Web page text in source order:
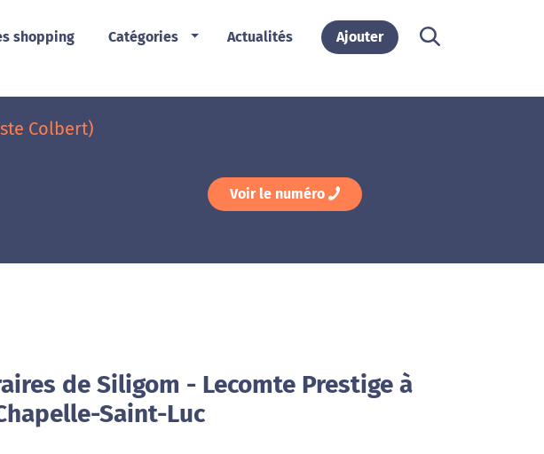
shopping Catégories Actualités Ajouter
Colbert)
Voir le numéro
de Siligom - Lecomte Prestige à
Saint-Luc